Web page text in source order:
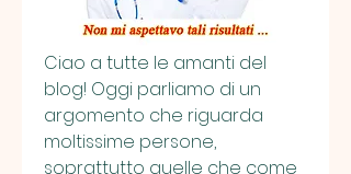
Ciao a tutte le amanti del
blog! Oggi parliamo di un
argomento che riguarda
moltissime persone,
soprattutto quelle che come